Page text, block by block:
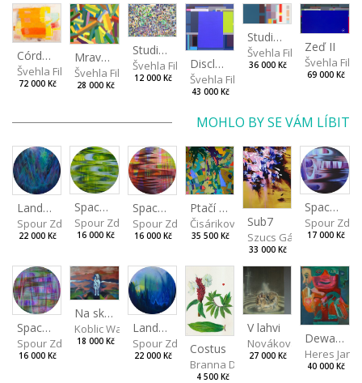
Córdoba
Švehla Filip
72 000 Kč
Mraveniště XI
Švehla Filip
28 000 Kč
Studie světla III
Švehla Filip
12 000 Kč
Disclaimer II
Švehla Filip
43 000 Kč
Studie pro velkou zeď
Švehla Filip
36 000 Kč
Zeď II
Švehla Filip
69 000 Kč
MOHLO BY SE VÁM LÍBIT
Landscape III
Spour Zdeněk
22 000 Kč
Spaces I
Spour Zdeněk
16 000 Kč
Spaces II
Spour Zdeněk
16 000 Kč
Ptačí perspektiva
Čisáriková Táňa
35 500 Kč
Sub7
Szucs Gábor
33 000 Kč
Spaces IV
Spour
17 000 Kč
Spaces III
Spour Zdeněk
16 000 Kč
Na skalách
Koblic Walterová Martina
18 000 Kč
Landscape II
Spour Zdeněk
22 000 Kč Costus
Branna Dorota
4 500 Kč
V lahvi
Nováková Blanka
27 000 Kč
Dewa pagan
Heres Jan
40 000 Kč